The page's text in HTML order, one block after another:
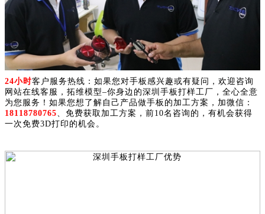
24小时客户服务热线：如果您对手板感兴趣或有疑问，欢迎咨询
网站在线客服，拓维模型–你身边的深圳手板打样工厂，全心全意
为您服务！如果您想了解自己产品做手板的加工方案，加微信：
18118780765、免费获取加工方案，前10名咨询的，有机会获得
一次免费3D打印的机会。